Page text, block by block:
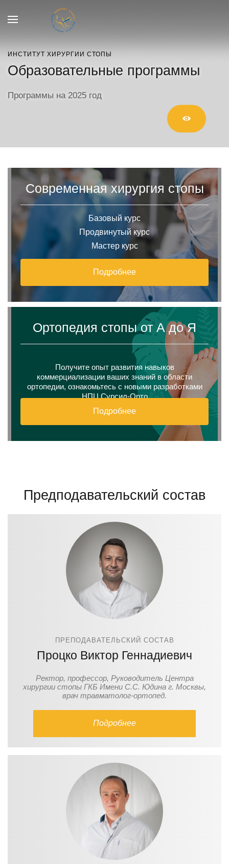
ИНСТИТУТ ХИРУРГИИ СТОПЫ
Образовательные программы
Программы на 2025 год
Современная хирургия стопы
Базовый курс
Продвинутый курс
Мастер курс
Подробнее
Ортопедия стопы от А до Я
Получите опыт развития навыков
коммерциализации ваших знаний в области
ортопедии, ознакомьтесь с новыми разработками
НПЦ Сурсил-Орто
Подробнее
Предподавательский состав
ПРЕПОДАВАТЕЛЬСКИЙ СОСТАВ
Процко Виктор Геннадиевич
Ректор, профессор, Руководитель Центра
хирургии стопы ГКБ Имени С.С. Юдина г. Москвы,
врач травматолог-ортопед.
Подробнее